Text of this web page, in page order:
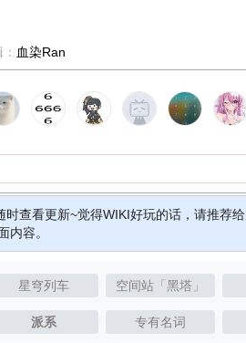
血染Ran
时查看更新~觉得WIKI好玩的话，请推荐
内容。
星穹列车 空间站「黑塔」
派系 专有名词